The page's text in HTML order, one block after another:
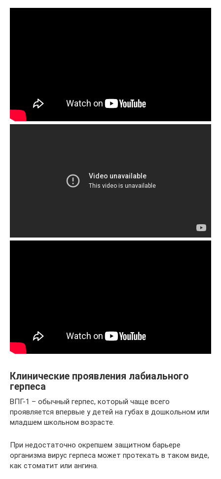
Клинические проявления лабиального
герпеса
ВПГ-1 – обычный герпес, который чаще всего
проявляется впервые у детей на губах в дошкольном или
младшем школьном возрасте.
При недостаточно окрепшем защитном барьере
организма вирус герпеса может протекать в таком виде,
как стоматит или ангина.